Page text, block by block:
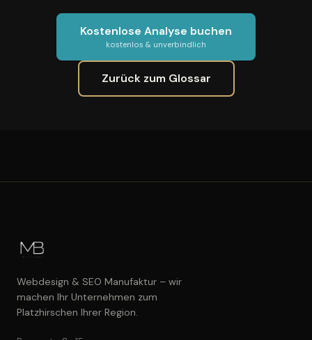
Kostenlose Analyse buchen
kostenlos & unverbindlich
Zurück zum Glossar
Webdesign & SEO Manufaktur – wir
machen Ihr Unternehmen zum
Platzhirschen Ihrer Region.